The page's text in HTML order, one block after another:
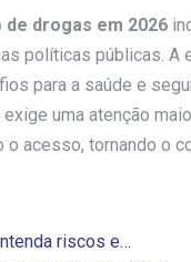
de drogas em 2026
políticas públicas.
para a saúde e
uma atenção
acesso, tornando o
riscos e…